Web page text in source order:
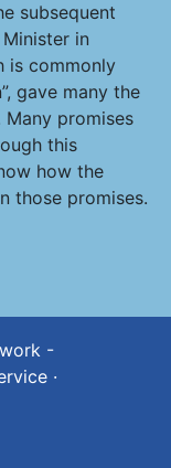
subsequent
in
is commonly
gave many the
promises
this
how the
those promises.
-
·